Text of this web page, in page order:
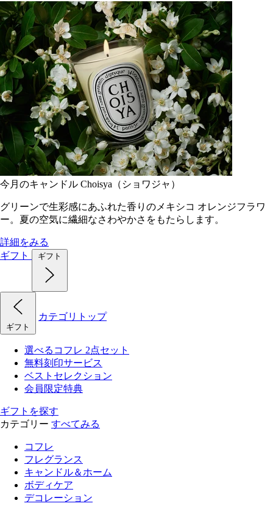
今月のキャンドル Choisya（ショワジャ）
グリーンで生彩感にあふれた香りのメキシコ オレンジフラワ
ー。夏の空気に繊細なさわやかさをもたらします。
詳細をみる
ギフト
ギフト
ギフト
カテゴリトップ
選べるコフレ 2点セット
無料刻印サービス
ベストセレクション
会員限定特典
ギフトを探す
カテゴリー すべてみる
コフレ
フレグランス
キャンドル＆ホーム
ボディケア
デコレーション